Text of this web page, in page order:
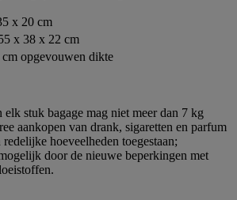
x 20 cm
x 38 x 22 cm
cm opgevouwen dikte
stuk bagage mag niet meer dan 7 kg
aankopen van drank, sigaretten en parfum
hoeveelheden toegestaan;
door de nieuwe beperkingen met